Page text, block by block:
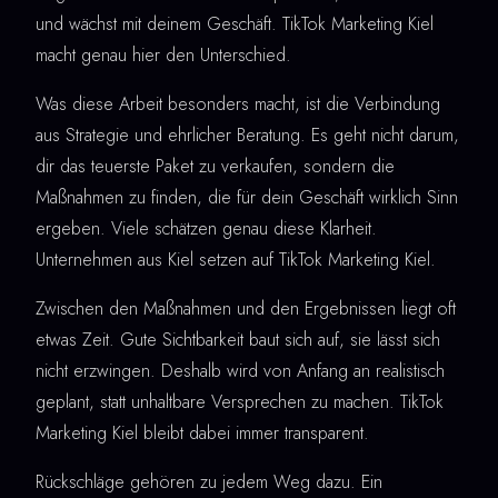
und wächst mit deinem Geschäft. TikTok Marketing Kiel
macht genau hier den Unterschied.
Was diese Arbeit besonders macht, ist die Verbindung
aus Strategie und ehrlicher Beratung. Es geht nicht darum,
dir das teuerste Paket zu verkaufen, sondern die
Maßnahmen zu finden, die für dein Geschäft wirklich Sinn
ergeben. Viele schätzen genau diese Klarheit.
Unternehmen aus Kiel setzen auf TikTok Marketing Kiel.
Zwischen den Maßnahmen und den Ergebnissen liegt oft
etwas Zeit. Gute Sichtbarkeit baut sich auf, sie lässt sich
nicht erzwingen. Deshalb wird von Anfang an realistisch
geplant, statt unhaltbare Versprechen zu machen. TikTok
Marketing Kiel bleibt dabei immer transparent.
Rückschläge gehören zu jedem Weg dazu. Ein